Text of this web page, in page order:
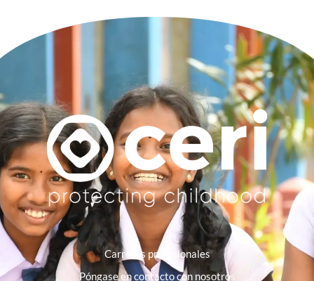
Carreras profesionales
Póngase en contacto con nosotros